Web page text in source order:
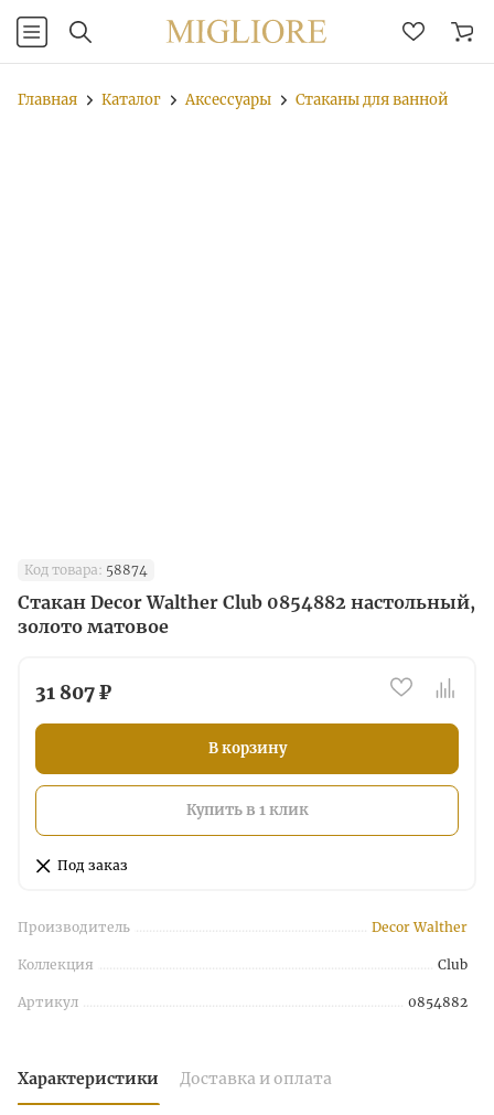
Главная Каталог Аксессуары Стаканы для ванной
Код товара: 58874
Стакан Decor Walther Club 0854882 настольный,
золото матовое
31 807 ₽
В корзину
Купить в 1 клик
Под заказ
Производитель Decor Walther
Коллекция Club
Артикул 0854882
Характеристики Доставка и оплата